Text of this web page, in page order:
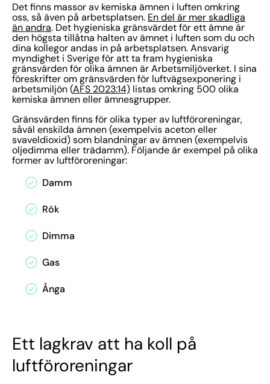
Det finns massor av kemiska ämnen i luften omkring
oss, så även på arbetsplatsen. En del är mer skadliga
än andra. Det hygieniska gränsvärdet för ett ämne är
den högsta tillåtna halten av ämnet i luften som du och
dina kollegor andas in på arbetsplatsen. Ansvarig
myndighet i Sverige för att ta fram hygieniska
gränsvärden för olika ämnen är Arbetsmiljöverket. I sina
föreskrifter om gränsvärden för luftvägsexponering i
arbetsmiljön (AFS 2023:14) listas omkring 500 olika
kemiska ämnen eller ämnesgrupper.
Gränsvärden finns för olika typer av luftföroreningar,
såväl enskilda ämnen (exempelvis aceton eller
svaveldioxid) som blandningar av ämnen (exempelvis
oljedimma eller trädamm). Följande är exempel på olika
former av luftföroreningar:
Damm
Rök
Dimma
Gas
Ånga
Ett lagkrav att ha koll på
luftföroreningar